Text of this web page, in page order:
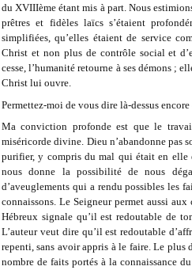
du XVIIIème étant mis à part. Nous
prêtres et fidèles laïcs s’étaient
simplifiées, qu’elles étaient de service
Christ et non plus de contrôle social et
cesse, l’humanité retourne à ses démons ;
Christ lui ouvre.
Permettez-moi de vous dire là-dessus encore
Ma conviction profonde est que le
miséricorde divine. Dieu n’abandonne pas
purifier, y compris du mal qui était en elle
nous donne la possibilité de nous
d’aveuglements qui a rendu possibles les
connaissons. Le Seigneur permet aussi
Hébreux signale qu’il est redoutable de
L’auteur veut dire qu’il est redoutable
repenti, sans avoir appris à le faire. Le plus
nombre de faits portés à la connaissance